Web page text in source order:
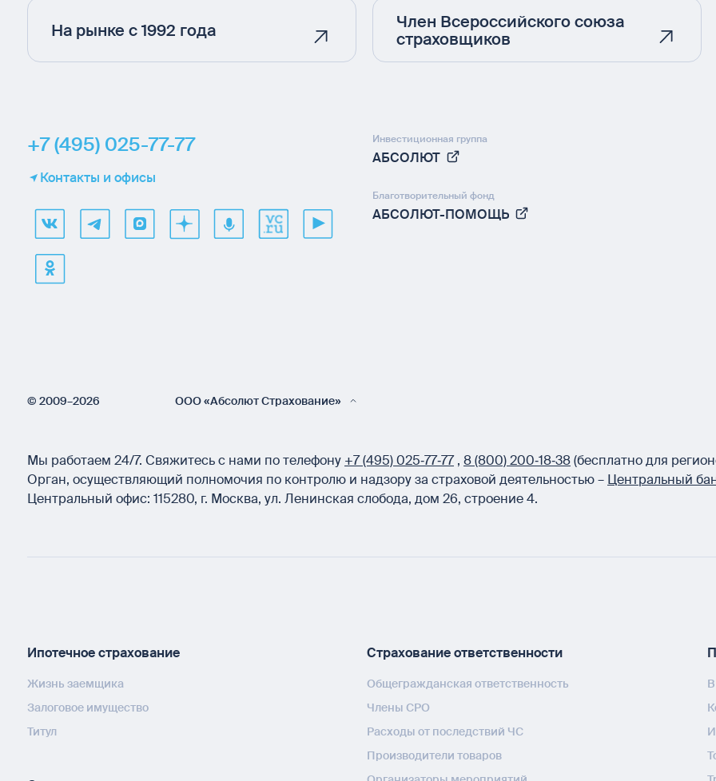
На рынке с 1992 года
Член Всероссийского союза
страховщиков
+7 (495) 025-77-77
Контакты и офисы
Инвестиционная группа
АБСОЛЮТ
Благотворительный фонд
АБСОЛЮТ-ПОМОЩЬ
© 2009–2026 ООО «Абсолют Страхование»
Мы работаем 24/7. Свяжитесь с нами по телефону +7 (495) 025‑77‑77 , 8 (800) 200‑18‑38(бесплатно для
Орган, осуществляющий полномочия по контролю и надзору за страховой деятельностью – Центральный
Центральный офис: 115280, г. Москва, ул. Ленинская слобода, дом 26, строение 4.
Ипотечное страхование
Жизнь заемщика
Залоговое имущество
Титул
Страхование ответственности
Общегражданская ответственность
Члены СРО
Расходы от последствий ЧС
Производители товаров